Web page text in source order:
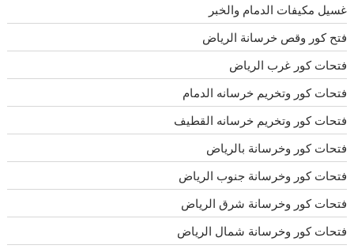
غسيل مكيفات الدمام والخبر
فتح كور وقص خرسانة الرياض
فتحات كور غرب الرياض
فتحات كور وتخريم خرسانه الدمام
فتحات كور وتخريم خرسانه القطيف
فتحات كور وخرسانة بالرياض
فتحات كور وخرسانة جنوب الرياض
فتحات كور وخرسانة شرق الرياض
فتحات كور وخرسانة شمال الرياض